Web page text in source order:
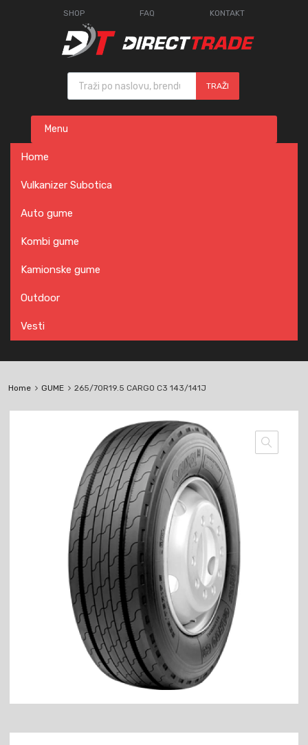
SHOP FAQ KONTAKT
Products search
TRAŽI
content
Menu
Home
Vulkanizer Subotica
Auto gume
Kombi gume
Kamionske gume
Outdoor
Vesti
Home GUME 265/70R19.5 CARGO C3 143/141J